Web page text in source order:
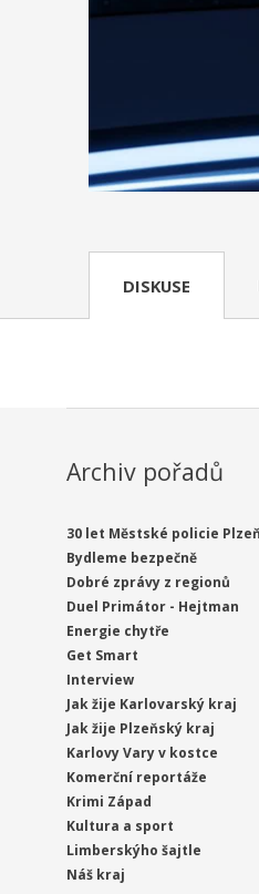
DISKUSE
Archiv pořadů
30 let Městské policie Plzeň
Bydleme bezpečně
Dobré zprávy z regionů
Duel Primátor - Hejtman
Energie chytře
Get Smart
Interview
Jak žije Karlovarský kraj
Jak žije Plzeňský kraj
Karlovy Vary v kostce
Komerční reportáže
Krimi Západ
Kultura a sport
Limberskýho šajtle
Náš kraj